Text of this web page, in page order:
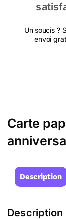
Un soucis ?
envoi
Carte
Description
Description